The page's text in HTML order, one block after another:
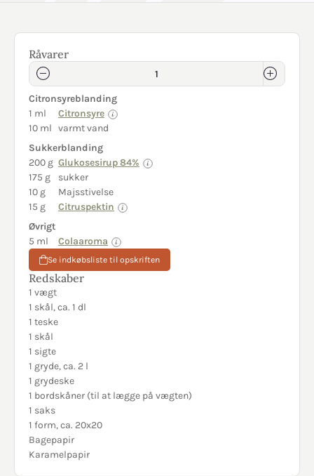
Råvarer
Citronsyreblanding
1 ml
Citronsyre
10 ml varmt vand
Sukkerblanding
200 g Glukosesirup 84%
175 g
sukker
10 g
Majsstivelse
15 g
Citruspektin
Øvrigt
5 ml
Colaaroma
Se indkøbsliste til opskriften
Redskaber
1 vægt
1 skål, ca. 1 dl
1 teske
1 skål
1 sigte
1 gryde, ca. 2 l
1 grydeske
1 bordskåner (til at lægge på vægten)
1 saks
1 form, ca. 20x20
Bagepapir
Karamelpapir